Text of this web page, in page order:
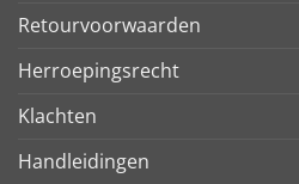
Retourvoorwaarden
Herroepingsrecht
Klachten
Handleidingen